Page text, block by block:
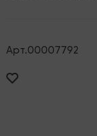
Арт.00007792